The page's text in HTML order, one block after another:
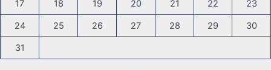
17 18 19 20 21 22 23
24 25 26 27 28 29 30
31